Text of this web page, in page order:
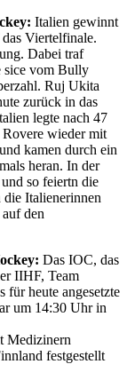
Italien gewinnt
Viertelfinale.
Dabei traf
sice vom Bully
Ruj Ukita
zurück in das
legte nach 47
wieder mit
kamen durch ein
heran. In der
so feiertn die
Italienerinnen
den
Das IOC, das
IIHF, Team
für heute angesetzte
um 14:30 Uhr in
Medizinern
festgestellt